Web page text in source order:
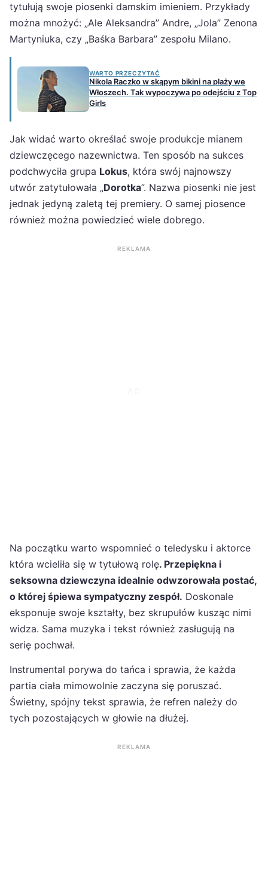
tytułują swoje piosenki damskim imieniem. Przykłady
można mnożyć: „Ale Aleksandra” Andre, „Jola” Zenona
Martyniuka, czy „Baśka Barbara” zespołu Milano.
WARTO PRZECZYTAĆ
Nikola Raczko w skąpym bikini na plaży we
Włoszech. Tak wypoczywa po odejściu z Top
Girls
Jak widać warto określać swoje produkcje mianem
dziewczęcego nazewnictwa. Ten sposób na sukces
podchwyciła grupa Lokus, która swój najnowszy
utwór zatytułowała „Dorotka”. Nazwa piosenki nie jest
jednak jedyną zaletą tej premiery. O samej piosence
również można powiedzieć wiele dobrego.
REKLAMA
Na początku warto wspomnieć o teledysku i aktorce
która wcieliła się w tytułową rolę. Przepiękna i
seksowna dziewczyna idealnie odwzorowała postać,
o której śpiewa sympatyczny zespół. Doskonale
eksponuje swoje kształty, bez skrupułów kusząc nimi
widza. Sama muzyka i tekst również zasługują na
serię pochwał.
Instrumental porywa do tańca i sprawia, że każda
partia ciała mimowolnie zaczyna się poruszać.
Świetny, spójny tekst sprawia, że refren należy do
tych pozostających w głowie na dłużej.
REKLAMA